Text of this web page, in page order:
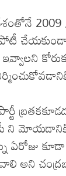
2009 ,
ని
ఏరోజు
అని